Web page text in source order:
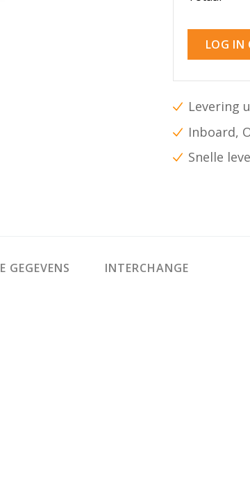
LOG IN
Levering
Inboard,
Snelle
GEGEVENS INTERCHANGE